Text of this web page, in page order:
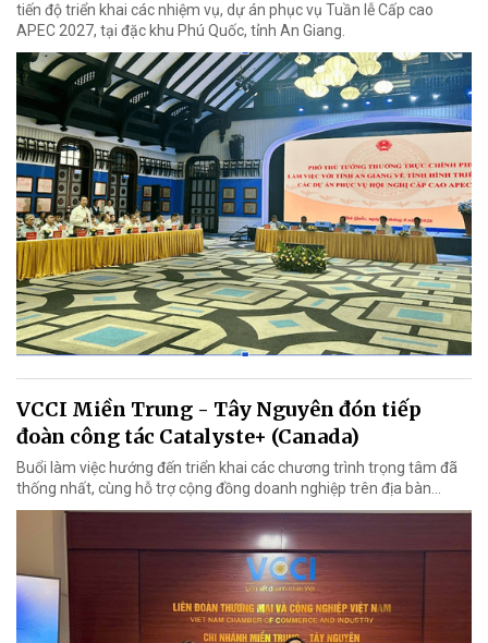
tiến độ triển khai các nhiệm vụ, dự án phục vụ Tuần lễ Cấp cao
APEC 2027, tại đặc khu Phú Quốc, tỉnh An Giang.
VCCI Miền Trung - Tây Nguyên đón tiếp
đoàn công tác Catalyste+ (Canada)
Buổi làm việc hướng đến triển khai các chương trình trọng tâm đã
thống nhất, cùng hỗ trợ cộng đồng doanh nghiệp trên địa bàn...